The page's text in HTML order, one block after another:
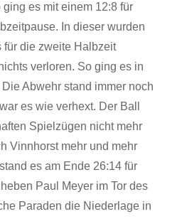
es mit einem 12:8 für
In dieser wurden
für die zweite Halbzeit
verloren. So ging es in
Abwehr stand immer noch
es wie verhext. Der Ball
Spielzügen nicht mehr
Vinnhorst mehr und mehr
es am Ende 26:14 für
Paul Meyer im Tor des
Paraden die Niederlage in